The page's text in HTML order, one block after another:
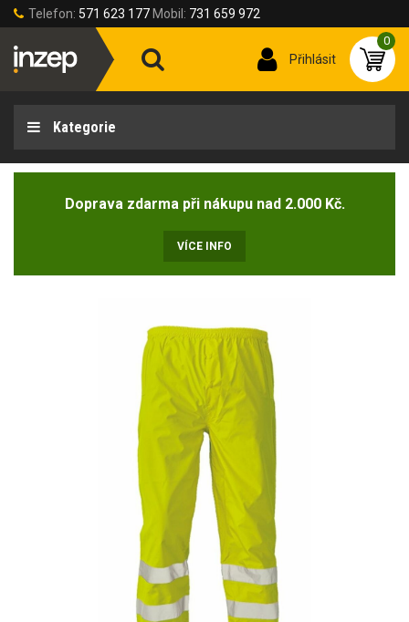
Telefon: 571 623 177 Mobil: 731 659 972
Přihlásit
0
Kategorie
Doprava zdarma při nákupu nad 2.000 Kč.
VÍCE INFO